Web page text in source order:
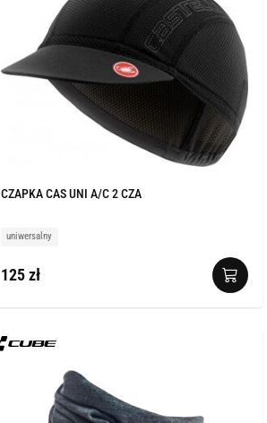
CZAPKA CAS UNI A/C 2 CZA
uniwersalny
125 zł